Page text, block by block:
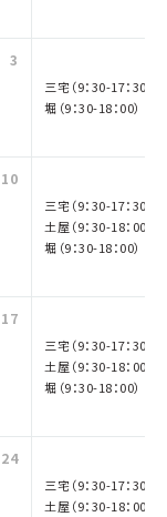
3
三宅（9：30-17：30）
堀（9：30-18：00）
10
三宅（9：30-17：30）
土屋（9：30-18：00）
堀（9：30-18：00）
17
三宅（9：30-17：30）
土屋（9：30-18：00）
堀（9：30-18：00）
24
三宅（9：30-17：30）
土屋（9：30-18：00）